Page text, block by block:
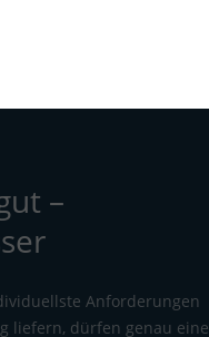
–
Anforderungen
liefern, dürfen genau eine